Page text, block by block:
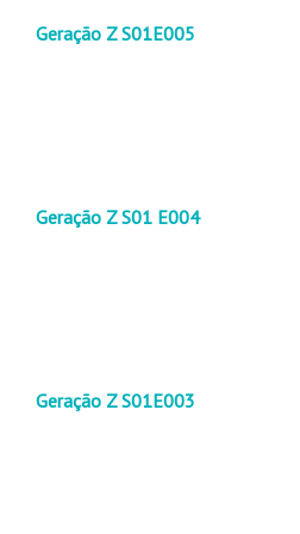
Geração Z S01E005
Geração Z S01 E004
Geração Z S01E003